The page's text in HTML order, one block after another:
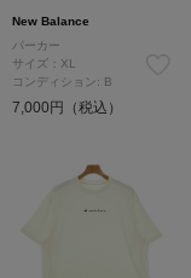
New Balance
パーカー
サイズ：XL
コンディション: B
7,000円（税込）